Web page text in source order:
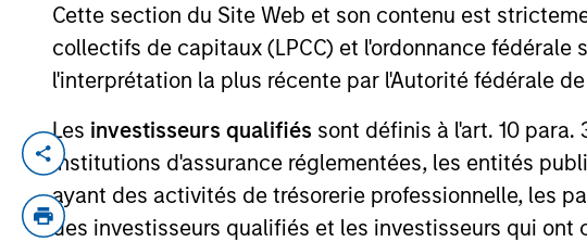
Cette section du Site Web et son contenu est
collectifs de capitaux (LPCC) et l'ordonnance
l'interprétation la plus récente par l'Autorité fédérale
Les investisseurs qualifiés sont définis à l'art. 10
institutions d'assurance réglementées, les entités
ayant des activités de trésorerie professionnelle, les
des investisseurs qualifiés et les investisseurs qui
14 Years
Group
Blanca is an executive director and portfolio
Morgan Stanley in 2012 and has 14 years of
International Business from Northeastern University